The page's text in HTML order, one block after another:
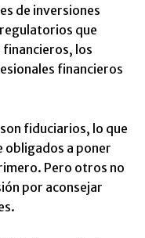
de inversiones
que
los
financieros
fiduciarios, lo que
obligados a poner
Pero otros no
por aconsejar